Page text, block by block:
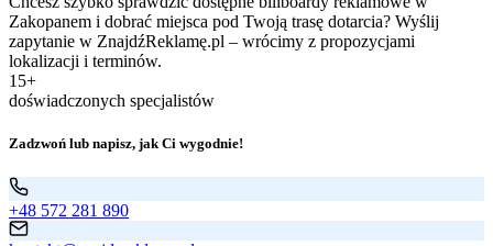
Zakopanem i dobrać miejsca pod Twoją trasę dotarcia? Wyślij
zapytanie w ZnajdźReklamę.pl – wrócimy z propozycjami
lokalizacji i terminów.
15+
doświadczonych specjalistów
Zadzwoń lub napisz, jak Ci wygodnie!
+48 572 281 890